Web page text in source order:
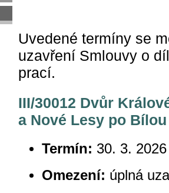
Uvedené termíny se
uzavření Smlouvy o
prací.
III/30012 Dvůr
a Nové Lesy po
Termín: 30. 3.
Omezení: úplná